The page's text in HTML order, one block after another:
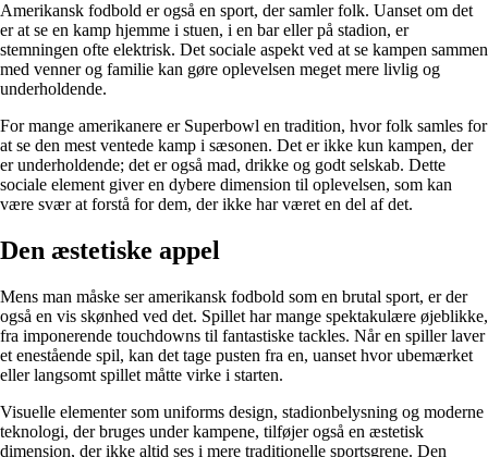
Amerikansk fodbold er også en sport, der samler folk. Uanset om det
er at se en kamp hjemme i stuen, i en bar eller på stadion, er
stemningen ofte elektrisk. Det sociale aspekt ved at se kampen sammen
med venner og familie kan gøre oplevelsen meget mere livlig og
underholdende.
For mange amerikanere er Superbowl en tradition, hvor folk samles for
at se den mest ventede kamp i sæsonen. Det er ikke kun kampen, der
er underholdende; det er også mad, drikke og godt selskab. Dette
sociale element giver en dybere dimension til oplevelsen, som kan
være svær at forstå for dem, der ikke har været en del af det.
Den æstetiske appel
Mens man måske ser amerikansk fodbold som en brutal sport, er der
også en vis skønhed ved det. Spillet har mange spektakulære øjeblikke,
fra imponerende touchdowns til fantastiske tackles. Når en spiller laver
et enestående spil, kan det tage pusten fra en, uanset hvor ubemærket
eller langsomt spillet måtte virke i starten.
Visuelle elementer som uniforms design, stadionbelysning og moderne
teknologi, der bruges under kampene, tilføjer også en æstetisk
dimension, der ikke altid ses i mere traditionelle sportsgrene. Den